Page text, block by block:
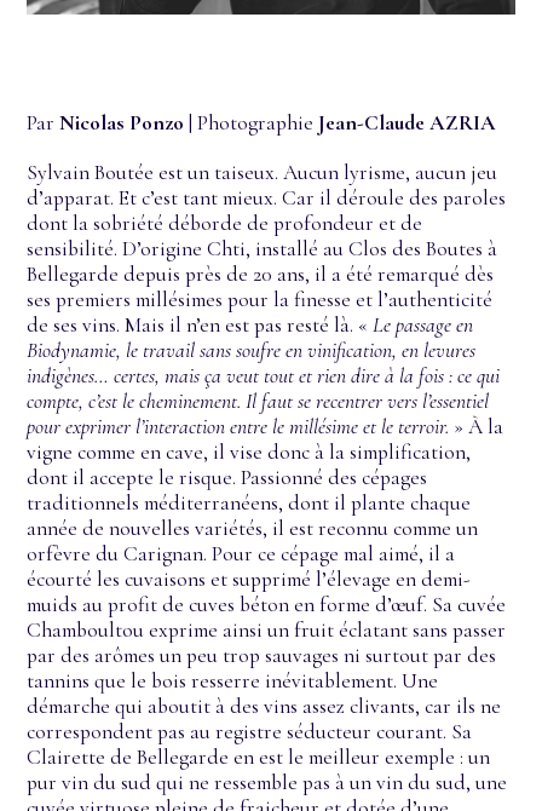
ParNicolas Ponzo | Photographie Jean-Claude AZRIA
Sylvain Boutée est un taiseux. Aucun lyrisme, aucun jeu
d’apparat. Et c’est tant mieux. Car il déroule des paroles
dont la sobriété déborde de profondeur et de
sensibilité. D’origine Chti, installé au Clos des Boutes à
Bellegarde depuis près de 20 ans, il a été remarqué dès
ses premiers millésimes pour la finesse et l’authenticité
de ses vins. Mais il n’en est pas resté là. «Le passage en
Biodynamie, le travail sans soufre en vinification, en levures
indigènes… certes, mais ça veut tout et rien dire à la fois : ce qui
compte, c’est le cheminement. Il faut se recentrer vers l’essentiel
pour exprimer l’interaction entre le millésime et le terroir. » À la
vigne comme en cave, il vise donc à la simplification,
dont il accepte le risque. Passionné des cépages
traditionnels méditerranéens, dont il plante chaque
année de nouvelles variétés, il est reconnu comme un
orfèvre du Carignan. Pour ce cépage mal aimé, il a
écourté les cuvaisons et supprimé l’élevage en demi-
muids au profit de cuves béton en forme d’œuf. Sa cuvée
Chamboultou exprime ainsi un fruit éclatant sans passer
par des arômes un peu trop sauvages ni surtout par des
tannins que le bois resserre inévitablement. Une
démarche qui aboutit à des vins assez clivants, car ils ne
correspondent pas au registre séducteur courant. Sa
Clairette de Bellegarde en est le meilleur exemple : un
pur vin du sud qui ne ressemble pas à un vin du sud, une